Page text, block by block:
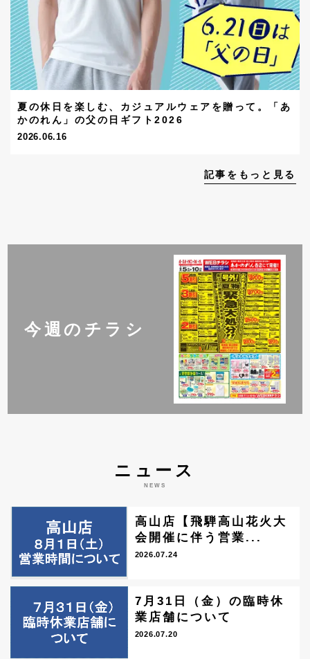
夏の休日を楽しむ、カジュアルウェアを贈って。「あ
かのれん」の父の日ギフト2026
2026.06.16
記事をもっと見る
今週のチラシ
ニュース
NEWS
高山店【飛騨高山花火大
会開催に伴う営業...
2026.07.24
7月31日（金）の臨時休
業店舗について
2026.07.20